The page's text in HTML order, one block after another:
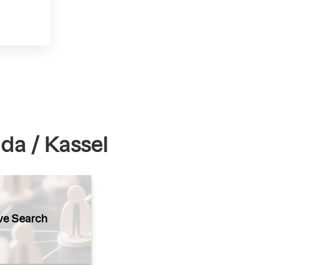
/ Kassel
Search